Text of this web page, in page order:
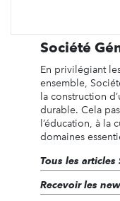
Société
En privilégiant
ensemble,
la construction
durable. Cela
l’éducation, à la
domaines
Tous les articles
Recevoir les